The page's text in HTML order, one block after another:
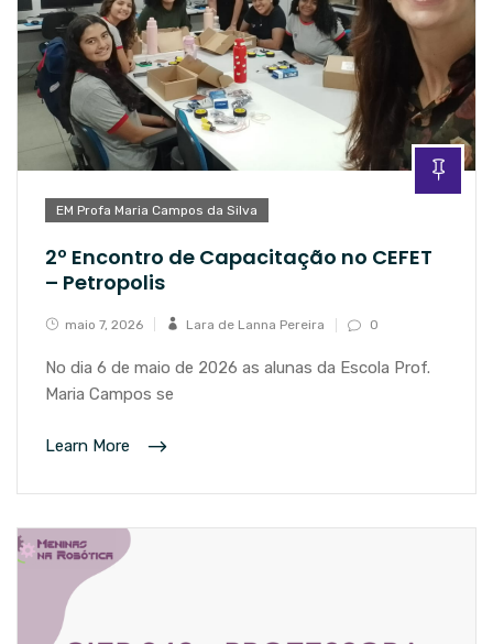
EM Profa Maria Campos da Silva
2º Encontro de Capacitação no CEFET
– Petropolis
maio 7, 2026 Lara de Lanna Pereira 0
No dia 6 de maio de 2026 as alunas da Escola Prof.
Maria Campos se
Learn More